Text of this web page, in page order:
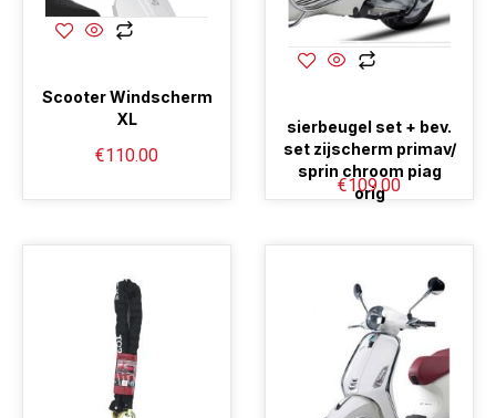
Scooter Windscherm
XL
€110.00
sierbeugel set + bev.
set zijscherm primav/
sprin chroom piag
orig
€109.00